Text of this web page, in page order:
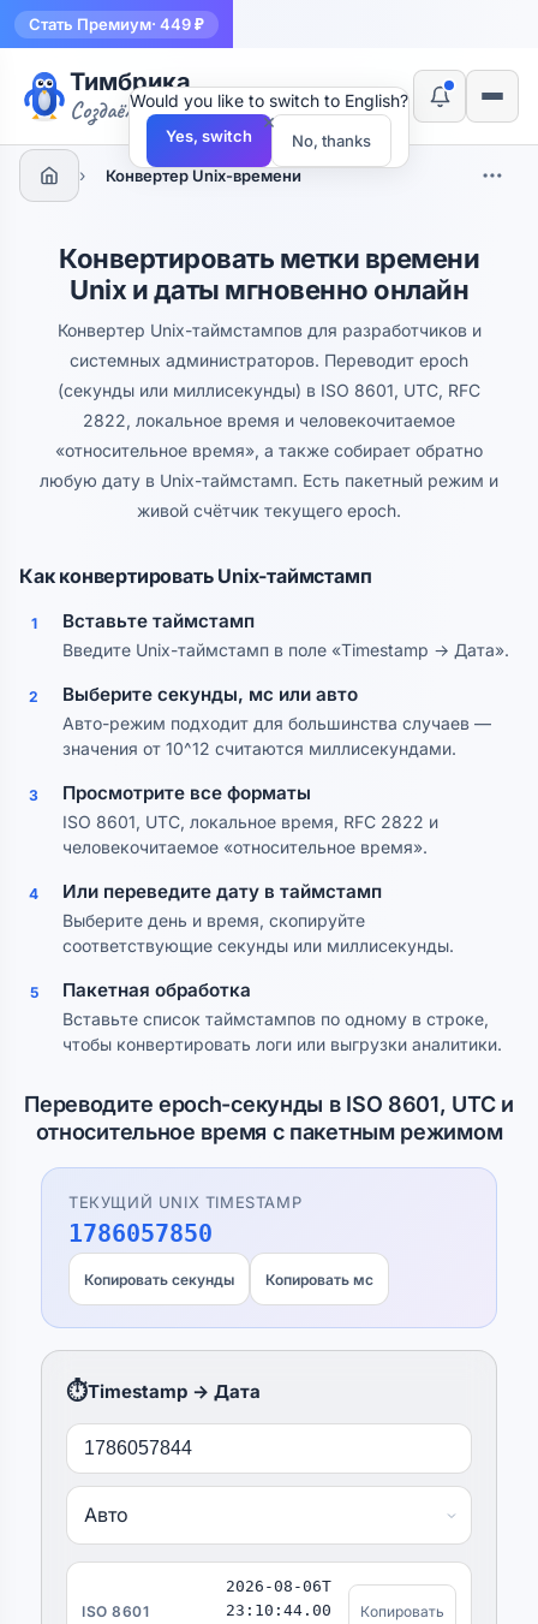
Стать Премиум· 449 ₽
Тимбрика
Создаём инструменты
› Конвертер Unix-времени
Конвертировать метки времени
Unix и даты мгновенно онлайн
Конвертер Unix-таймстампов для разработчиков и
системных администраторов. Переводит epoch
(секунды или миллисекунды) в ISO 8601, UTC, RFC
2822, локальное время и человекочитаемое
«относительное время», а также собирает обратно
любую дату в Unix-таймстамп. Есть пакетный режим и
живой счётчик текущего epoch.
Как конвертировать Unix-таймстамп
1 Вставьте таймстамп
Введите Unix-таймстамп в поле «Timestamp → Дата».
2 Выберите секунды, мс или авто
Авто-режим подходит для большинства случаев —
значения от 10^12 считаются миллисекундами.
3 Просмотрите все форматы
ISO 8601, UTC, локальное время, RFC 2822 и
человекочитаемое «относительное время».
4 Или переведите дату в таймстамп
Выберите день и время, скопируйте
соответствующие секунды или миллисекунды.
5 Пакетная обработка
Вставьте список таймстампов по одному в строке,
чтобы конвертировать логи или выгрузки аналитики.
Переводите epoch-секунды в ISO 8601, UTC и
относительное время с пакетным режимом
ТЕКУЩИЙ UNIX TIMESTAMP
1786057851
Копировать секунды Копировать мс
⏱️Timestamp → Дата
ISO 8601
2026-08-06T
23:10:44.00
Копировать
×
Would you like to switch to English?
Yes, switch No, thanks